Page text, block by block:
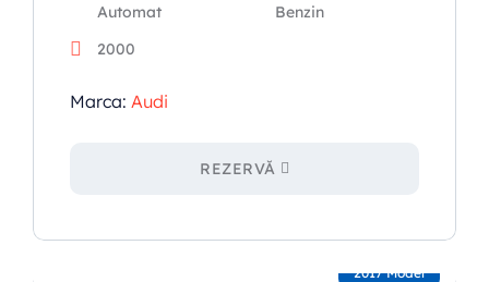
Automat
Benzin
2000
Marca: Audi
REZERVĂ
2017 Model